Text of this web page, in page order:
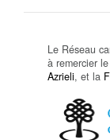
Le Réseau
à remercier le
Azrieli, et la